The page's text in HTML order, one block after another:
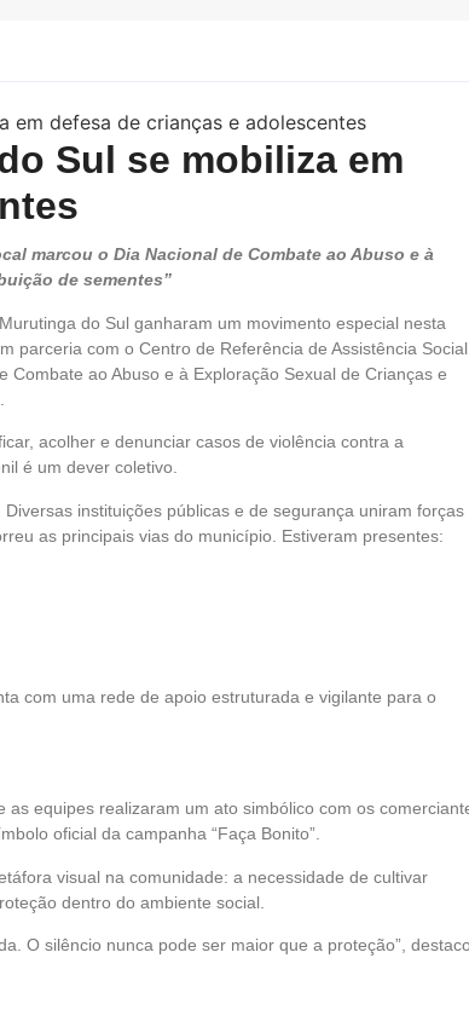
Sul se mobiliza em
marcou o Dia Nacional de Combate ao Abuso e à
de sementes”
do Sul ganharam um movimento especial nesta
parceria com o Centro de Referência de Assistência Social
ao Abuso e à Exploração Sexual de Crianças e
acolher e denunciar casos de violência contra a
é um dever coletivo.
instituições públicas e de segurança uniram forças
as principais vias do município. Estiveram presentes:
com uma rede de apoio estruturada e vigilante para o
equipes realizaram um ato simbólico com os
oficial da campanha “Faça Bonito”.
visual na comunidade: a necessidade de cultivar
dentro do ambiente social.
O silêncio nunca pode ser maior que a proteção”,